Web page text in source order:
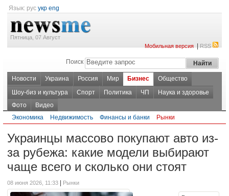
Язык: рус укр eng
Пятница, 07 Август
Мобильная версия|RSS
Поиск
Новости Украина Россия Мир Бизнес
Общество
Шоу-биз и культура
Спорт Политика ЧП
Наука и здоровье
Фото
Видео
Экономика
Недвижимость Финансы и банки Рынки
Украинцы массово покупают авто из-
за рубежа: какие модели выбирают
чаще всего и сколько они стоят
08 июня 2026, 11:33 Рынки